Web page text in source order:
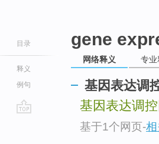
目录
释义
例句
gene
网络释义 专业
基因表达调
基因表达调
基于1个网页-